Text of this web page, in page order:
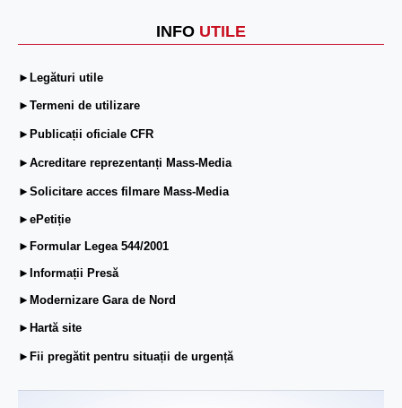
INFO UTILE
►Legături utile
►Termeni de utilizare
►Publicații oficiale CFR
►Acreditare reprezentanți Mass-Media
►Solicitare acces filmare Mass-Media
►ePetiție
►Formular Legea 544/2001
►Informații Presă
►Modernizare Gara de Nord
►Hartă site
►Fii pregătit pentru situații de urgență